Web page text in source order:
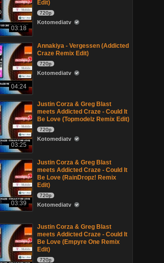
03:18
Edit)
720p
Kotomediatv
04:24
Annakiya - Vergessen (Addicted
Craze Remix Edit)
720p
Kotomediatv
03:25
Justin Corza & Greg Blast
meets Addicted Craze - Could It
Be Love (Topmodelz Remix Edit)
720p
Kotomediatv
03:39
Justin Corza & Greg Blast
meets Addicted Craze - Could It
Be Love (RainDropz! Remix
Edit)
720p
Kotomediatv
Justin Corza & Greg Blast
meets Addicted Craze - Could It
Be Love (Empyre One Remix
Edit)
720p